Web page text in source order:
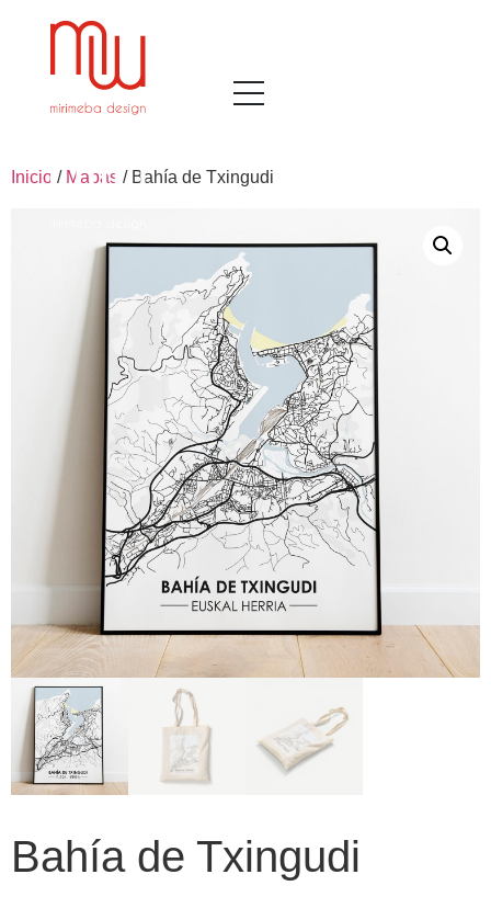
Inicio / Mapas / Bahía de Txingudi
Bahía de Txingudi